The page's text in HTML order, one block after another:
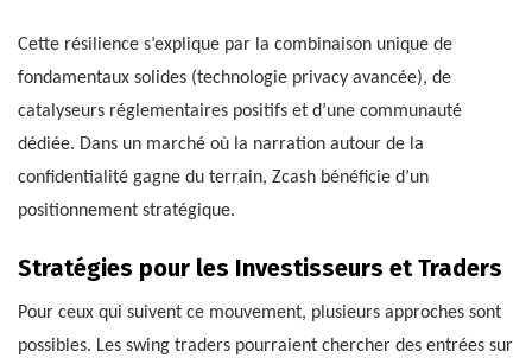
Cette résilience s’explique par la combinaison unique de
fondamentaux solides (technologie privacy avancée), de
catalyseurs réglementaires positifs et d’une communauté
dédiée. Dans un marché où la narration autour de la
confidentialité gagne du terrain, Zcash bénéficie d’un
positionnement stratégique.
Stratégies pour les Investisseurs et Traders
Pour ceux qui suivent ce mouvement, plusieurs approches sont
possibles. Les swing traders pourraient chercher des entrées sur